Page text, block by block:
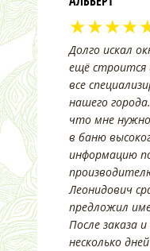
Долго искал
ещё строится
все
нашего
что мне
в баню
информацию
Леонидович
предложил
После заказа
несколько